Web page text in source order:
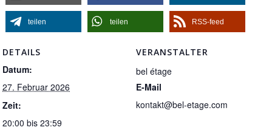
teilen teilen RSS-feed
DETAILS
Datum:
27. Februar 2026
Zeit:
20:00 bis 23:59
VERANSTALTER
bel étage
E-Mail
kontakt@bel-etage.com